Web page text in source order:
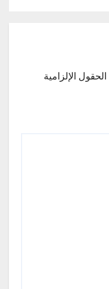
الحقول الإلزامية